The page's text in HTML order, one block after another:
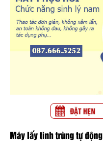
Máy lấy tinh trùng tự động